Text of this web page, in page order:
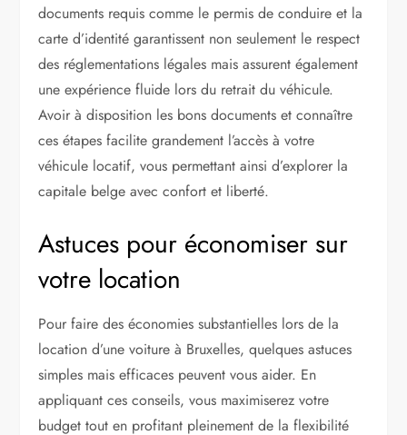
documents requis comme le permis de conduire et la
carte d’identité garantissent non seulement le respect
des réglementations légales mais assurent également
une expérience fluide lors du retrait du véhicule.
Avoir à disposition les bons documents et connaître
ces étapes facilite grandement l’accès à votre
véhicule locatif, vous permettant ainsi d’explorer la
capitale belge avec confort et liberté.
Astuces pour économiser sur
votre location
Pour faire des économies substantielles lors de la
location d’une voiture à Bruxelles, quelques astuces
simples mais efficaces peuvent vous aider. En
appliquant ces conseils, vous maximiserez votre
budget tout en profitant pleinement de la flexibilité